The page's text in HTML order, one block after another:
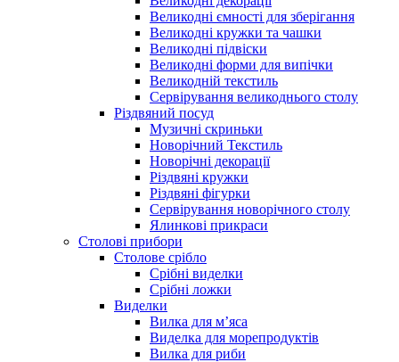
Великодні ємності для зберігання
Великодні кружки та чашки
Великодні підвіски
Великодні форми для випічки
Великодній текстиль
Сервірування великоднього столу
Різдвяний посуд
Музичні скриньки
Новорічний Текстиль
Новорічні декорації
Різдвяні кружки
Різдвяні фігурки
Сервірування новорічного столу
Ялинкові прикраси
Столові прибори
Столове срібло
Срібні виделки
Срібні ложки
Виделки
Вилка для м’яса
Виделка для морепродуктів
Вилка для риби